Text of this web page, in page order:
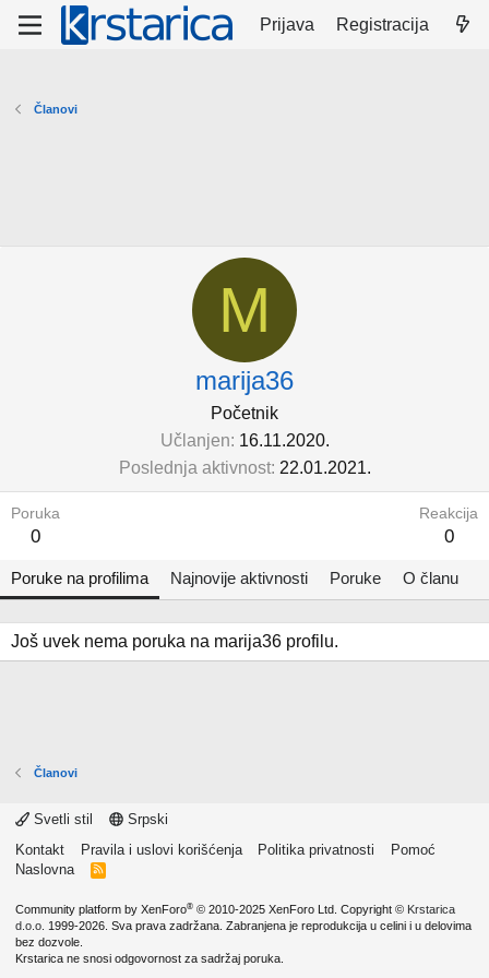
Prijava Registracija
Članovi
M
marija36
Početnik
Učlanjen 16.11.2020.
Poslednja aktivnost 22.01.2021.
Poruka
0
Reakcija
0
Poruke na profilima Najnovije aktivnosti Poruke O članu
Još uvek nema poruka na marija36 profilu.
Članovi
Svetli stil
Srpski
Kontakt
Pravila i uslovi korišćenja Politika privatnosti
Pomoć
Naslovna
R
Community platform by XenForo® © 2010-2025 XenForo Ltd. Copyright © Krstarica
d.o.o. 1999-2026. Sva prava zadržana. Zabranjena je reprodukcija u celini i u delovima
bez dozvole.
Krstarica ne snosi odgovornost za sadržaj poruka.